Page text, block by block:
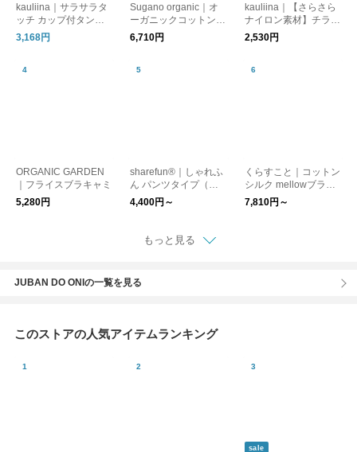
kauliina｜サラサラタ
ッチ カップ付タンク
トップ ブラタンク 吸
水速乾 接触冷感
3,168円
Sugano organic｜オ
ーガニックコットンの
ブラタンクトップ【肌
着・インナー】
6,710円
kauliina｜【さらさら
ナイロン素材】チラ見
えを防ぐ ひんやりク
ールタッチ タンクト
乾
2,530円
ORGANIC GARDEN
｜フライスブラキャミ
5,280円
sharefun®｜しゃれふ
ん パンツタイプ（両
面オーガニックガー
ゼ）
4,400円～
くらすこと｜コットン
シルク mellowブラキ
ャミソール
7,810円～
もっと見る
JUBAN DO ONIの一覧を見る
このストアの人気アイテムランキング
sale